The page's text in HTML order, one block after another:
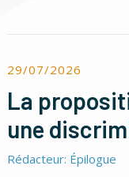
29/07/2026
La
une
Rédacteur: Épilogue